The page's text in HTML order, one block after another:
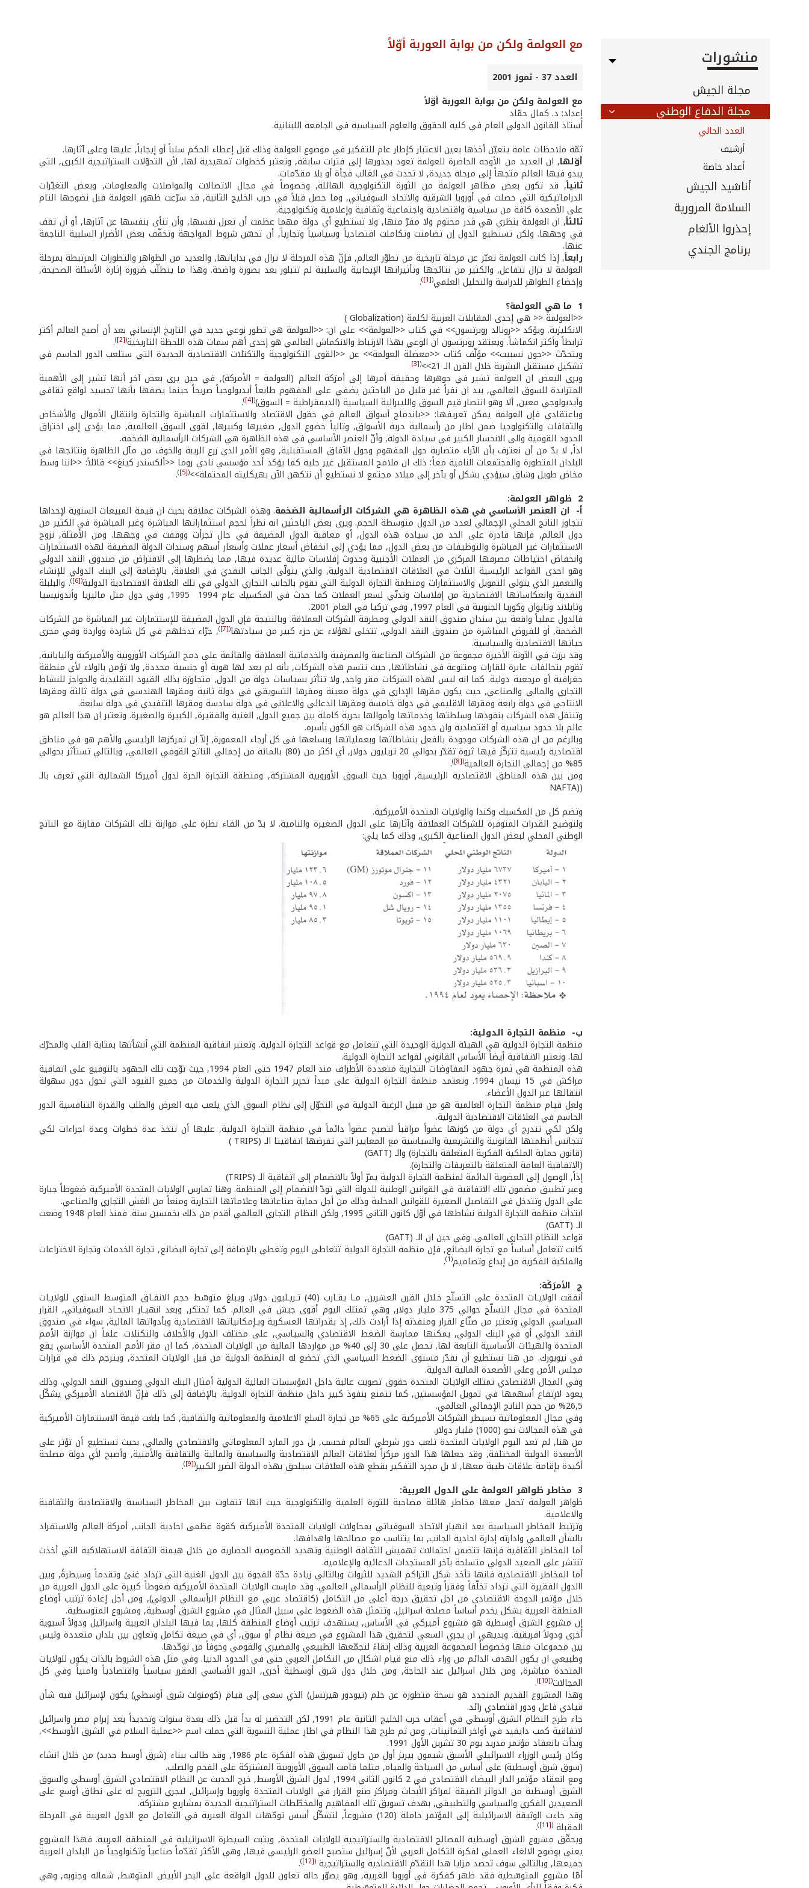
منشورات
مجلة الجيش
مجلة الدفاع الوطني
العدد الحالي
أرشيف
أعداد خاصة
أناشيد الجيش
السلامة المرورية
إحذروا الألغام
برنامج الجندي
مع العولمة ولكن من بوابة العوربة أوّلاً
العدد 37 - تموز 2001
مع العولمة ولكن من بوابة العوربة أوّلاً
إعداد: د. كمال حمّاد
أستاذ القانون الدولي العام في كلية الحقوق والعلوم السياسية في الجامعة اللبنانية.
ثمّة ملاحظات عامة يتعيّن أخذها بعين الاعتبار كإطار عام للتفكير في موضوع العولمة وذلك قبل إعطاء الحكم سلباً أو إيجاباً, عليها وعلى آثارها.
أوّلها, ان العديد من الأوجه الحاضرة للعولمة تعود بجذورها إلى فترات سابقة, وتعتبر كخطوات تمهيدية لها, لأن التحوّلات الستراتيجية الكبرى, التي
يبدو فيها العالم متجهاً إلى مرحلة جديدة, لا تحدث في الغالب فجأة أو بلا مقدّمات.
ثانياً, قد تكون بعض مظاهر العولمة من الثورة التكنولوجية الهائلة, وخصوصاً في مجال الاتصالات والمواصلات والمعلومات, وبعض التغيّرات
الدراماتيكية التي حصلت في أوروبا الشرقية والاتحاد السوفياتي, وما حصل قبلاً في حرب الخليج الثانية, قد سرّعت ظهور العولمة قبل نضوجها التام
على الأصعدة كافة من سياسية واقتصادية واجتماعية وثقافية وإعلامية وتكنولوجية.
ثالثاً, ان العولمة بنظري هي قدر محتوم ولا مفرّ منها, ولا تستطيع أي دولة مهما عظمت أن تعزل نفسها, وأن تنأى بنفسها عن آثارها, أو أن تقف
في وجهها. ولكن تستطيع الدول إن تضامنت وتكاملت اقتصادياً وسياسياً وتجارياً, أن تحسّن شروط المواجهة وتخفّف بعض الأضرار السلبية الناجمة
عنها.
رابعاً, إذا كانت العولمة تعبّر عن مرحلة تاريخية من تطوّر العالم, فإنّ هذه المرحلة لا تزال في بداياتها, والعديد من الظواهر والتطورات المرتبطة بمرحلة
العولمة لا تزال تتفاعل, والكثير من نتائجها وتأثيراتها الإيجابية والسلبية لم تتبلور بعد بصورة واضحة. وهذا ما يتطلّب ضرورة إثارة الأسئلة الصحيحة,
وإخضاع الظواهر للدراسة والتحليل العلمي(
[1]
)
.
1 ­ ما هي العولمة؟
<<العولمة << هي إحدى المقابلات العربية لكلمة (Globalization )
الانكليزية. ويؤكد <<رونالد روبرتسون>> في كتاب <<العولمة>> على ان: <<العولمة هي تطور نوعي جديد في التاريخ الإنساني بعد أن أصبح العالم أكثر
ترابطاً وأكثر انكماشاً. ويعتقد روبرتسون ان الوعي بهذا الارتباط والانكماش العالمي هو إحدى أهم سمات هذه اللحظة التاريخية(
[2]
)
.
ويتحدّث <<جون نسبيت>> مؤلّف كتاب <<معضلة العولمة>> عن <<القوى التكنولوجية والتكتلات الاقتصادية الجديدة التي ستلعب الدور الحاسم في
تشكيل مستقبل البشرية خلال القرن الـ 21>> (
[3]
ويرى البعض ان العولمة تشير في جوهرها وحقيقة أمرها إلى أمرَكة العالم (العولمة = الأمركة), في حين يرى بعض آخر أنها تشير إلى الأهمية
المتزايدة للسوق العالمي, بيد ان نفراً غير قليل من الباحثين يضفي على المفهوم طابعاً أيديولوجياً صريحاً حينما يصفها بأنها تجسيد لواقع ثقافي
وأيديولوجي معين, ألا وهو انتصار قيم السوق والليبرالية السياسية (الديمقراطية = السوق)(
[4]
)
.
وباعتقادي فإن العولمة يمكن تعريفها: <<باندماج أسواق العالم في حقول الاقتصاد والاستثمارات المباشرة والتجارة وانتقال الأموال والأشخاص
والثقافات والتكنولوجيا ضمن اطار من رأسمالية حرية الأسواق, وتالياً خضوع الدول, صغيرها وكبيرها, لقوى السوق العالمية, مما يؤدي إلى اختراق
الحدود القومية والى الانحسار الكبير في سيادة الدولة, وأنّ العنصر الأساسي في هذه الظاهرة هي الشركات الرأسمالية الضخمة.
اذاً, لا بدّ من أن نعترف بأن الآراء متضاربة حول المفهوم وحول الآفاق المستقبلية, وهو الأمر الذي زرع الريبة والخوف من مآل الظاهرة ونتائجها في
البلدان المتطورة والمجتمعات النامية معاً؛ ذلك ان ملامح المستقبل غير جلية كما يؤكد أحد مؤسسي نادي روما <<ألكسندر كينغ>> قائلاً: <<اننا وسط
مخاض طويل وشاق سيؤدي بشكل أو بآخر إلى ميلاد مجتمع لا نستطيع أن نتكهن الآن بهيكليته المحتملة>>(
[5]
)
.
2 ­ ظواهر العولمة:
أ- ­ ان العنصر الأساسي في هذه الظاهرة هي الشركات الرأسمالية الضخمة. وهذه الشركات عملاقة بحيث ان قيمة المبيعات السنوية لإحداها
تتجاوز الناتج المحلي الإجمالي لعدد من الدول متوسطة الحجم. ويرى بعض الباحثين انه نظراً لحجم استثماراتها المباشرة وغير المباشرة في الكثير من
دول العالم, فإنها قادرة على الحد من سيادة هذه الدول, أو معاقبة الدول المضيفة في حال تجرأت ووقفت في وجهها. ومن الأمثلة, نزوح
الاستثمارات غير المباشرة والتوظيفات من بعض الدول, مما يؤدي إلى انخفاض أسعار عملات وأسعار أسهم وسندات الدولة المضيفة لهذه الاستثمارات
وانخفاض احتياطات مصرفها المركزي من العملات الأجنبية وحدوث إفلاسات مالية عديدة فيها, مما يضطرها إلى الاقتراض من صندوق النقد الدولي
وهو احدى القواعد الرئيسية الثلاث في العلاقات الاقتصادية الدولية, والذي يتولّى الجانب النقدي في العلاقة, بالإضافة إلى البنك الدولي للإنشاء
والتعمير الذي يتولى التمويل والاستثمارات ومنظمة التجارة الدولية التي تقوم بالجانب التجاري الدولي في تلك العلاقة الاقتصادية الدولية(
[6]
). والبلبلة
النقدية وانعكاساتها الاقتصادية من إفلاسات وتدنّي لسعر العملات كما حدث في المكسيك عام 1994 ­ 1995, وفي دول مثل ماليزيا وأندونيسيا
وتايلاند وتايوان وكوريا الجنوبية في العام 1997, وفي تركيا في العام 2001.
فالدول عملياً واقعة بين سندان صندوق النقد الدولي ومطرقة الشركات العملاقة. وبالنتيجة فإن الدول المضيفة للإستثمارات غير المباشرة من الشركات
الضخمة, أو للقروض المباشرة من صندوق النقد الدولي, تتخلى لهؤلاء عن جزء كبير من سيادتها(
[7]
), جرّاء تدخلهم في كل شاردة وواردة وفي مجرى
حياتها الاقتصادية والسياسية.
وقد برزت في الآونة الأخيرة مجموعة من الشركات الصناعية والمصرفية والخدماتية العملاقة والقائمة على دمج الشركات الأوروبية والأميركية واليابانية,
تقوم بتحالفات عابرة للقارات ومتنوعة في نشاطاتها, حيث تتسم هذه الشركات, بأنه لم يعد لها هوية أو جنسية محددة, ولا تؤمن بالولاء لأي منطقة
جغرافية أو مرجعية دولية. كما انه ليس لهذه الشركات مقر واحد, ولا تتأثر بسياسات دولة من الدول, متجاوزة بذلك القيود التقليدية والحواجز للنشاط
التجاري والمالي والصناعي, حيث يكون مقرها الإداري في دولة معينة ومقرها التسويقي في دولة ثانية ومقرها الهندسي في دولة ثالثة ومقرها
الانتاجي في دولة رابعة ومقرها الاقليمي في دولة خامسة ومقرها الدعائي والاعلاني في دولة سادسة ومقرها التنفيذي في دولة سابعة.
وتنتقل هذه الشركات بنفوذها وسلطتها وخدماتها وأموالها بحرية كاملة بين جميع الدول, الغنية والفقيرة, الكبيرة والصغيرة. وتعتبر ان هذا العالم هو
عالم بلا حدود سياسية أو اقتصادية وان حدود هذه الشركات هو الكون بأسره.
وبالرغم من ان هذه الشركات موجودة بالفعل بنشاطاتها وبعملياتها وبسلعها في كل أرجاء المعمورة, إلاّ ان تمركزها الرئيسي والأهم هو في مناطق
اقتصادية رئيسية تتركّز فيها ثروة تقدّر بحوالي 20 تريليون دولار, أي اكثر من (80) بالمائة من إجمالي الناتج القومي العالمي, وبالتالي تستأثر بحوالي
85% من إجمالي التجارة العالمية (
[8]
)
.
ومن بين هذه المناطق الاقتصادية الرئيسية, أوروبا حيث السوق الأوروبية المشتركة, ومنطقة التجارة الحرة لدول أميركا الشمالية التي تعرف بالـ
((NAFTA
وتضم كل من المكسيك وكندا والولايات المتحدة الأميركية.
ولتوضيح القدرات المتوفرة للشركات العملاقة وآثارها على الدول الصغيرة والنامية. لا بدّ من القاء نظرة على موازنة تلك الشركات مقارنة مع الناتج
الوطني المحلي لبعض الدول الصناعية الكبرى, وذلك كما يلي:
ب- ­ منظمة التجارة الدولية:
منظمة التجارة الدولية هي الهيئة الدولية الوحيدة التي تتعامل مع قواعد التجارة الدولية. وتعتبر اتفاقية المنظمة التي أنشأتها بمثابة القلب والمحرّك
لها. وتعتبر الاتفاقية أيضاً الأساس القانوني لقواعد التجارة الدولية.
هذه المنظمة هي ثمرة جهود المفاوضات التجارية متعددة الأطراف منذ العام 1947 حتى العام 1994, حيث توّجت تلك الجهود بالتوقيع على اتفاقية
مراكش في 15 نيسان 1994. وتعتمد منظمة التجارة الدولية على مبدأ تحرير التجارة الدولية والخدمات من جميع القيود التي تحول دون سهولة
انتقالها عبر الدول الأعضاء.
ولعل قيام منظمة التجارة العالمية هو من قبيل الرغبة الدولية في التحوّل إلى نظام السوق الذي يلعب فيه العرض والطلب والقدرة التنافسية الدور
الحاسم في العلاقات الاقتصادية الدولية.
ولكن لكي تتدرج أي دولة من كونها عضواً مراقباً لتصبح عضواً دائماً في منظمة التجارة الدولية, عليها أن تتخذ عدة خطوات وعدة اجراءات لكي
تتجانس أنظمتها القانونية والتشريعية والسياسية مع المعايير التي تفرضها اتفاقيتا الـ (TRIPS )
(قانون حماية الملكية الفكرية المتعلقة بالتجارة) والـ (GATT)
(الاتفاقية العامة المتعلقة بالتعريفات والتجارة).
إذاً, الوصول إلى العضوية الدائمة لمنظمة التجارة الدولية يمرّ أولاً بالانضمام إلى اتفاقية الـ (TRIPS)
وعبر تطبيق مضمون تلك الاتفاقية في القوانين الوطنية للدولة التي تودّ الانضمام إلى المنظمة. وهنا تمارس الولايات المتحدة الأميركية ضغوطاً جبارة
على الدول وتتدخل في التفاصيل الصغيرة للقوانين المحلية وذلك من أجل حماية صناعاتها وعلاماتها التجارية ومنعاً من الغش التجاري والصناعي.
ابتدأت منظمة التجارة الدولية نشاطها في أوّل كانون الثاني 1995, ولكن النظام التجاري العالمي أقدم من ذلك بخمسين سنة. فمنذ العام 1948 وضعت
الـ (GATT)
قواعد النظام التجاري العالمي. وفي حين ان الـ (GATT)
كانت تتعامل أساساً مع تجارة البضائع, فإن منظمة التجارة الدولية تتعاطى اليوم وتغطي بالإضافة إلى تجارة البضائع, تجارة الخدمات وتجارة الاختراعات
والملكية الفكرية من إبداع وتصاميم(1)
.
ج ­ الأمرَكَة:
أنفقت الولايـات المتحدة على التسلّح خـلال القرن العشرين, مـا يقـارب (40) تـريـليون دولار. ويبلغ متوسّط حجم الانفـاق المتوسط السنوي للولايـات
المتحدة في مجال التسلّح حوالي 375 مليار دولار, وهي تمتلك اليوم أقوى جيش في العالم. كما تحتكر, وبعد انهيـار الاتحـاد السوفياتي, القرار
السياسي الدولي وتعتبر من صنّاع القرار ومنفذته إذا أرادت ذلك, إذ بقدراتها العسكرية وبـإمكانياتها الاقتصادية وبأدواتها المالية, سواء في صندوق
النقد الدولي أو في البنك الدولي, يمكنها ممارسة الضغط الاقتصادي والسياسي, على مختلف الدول والأحلاف والتكتلات. علماً ان موازنة الأمم
المتحدة والهيئات الأساسية التابعة لها, تحصل على 30 إلى 40% من مواردها المالية من الولايات المتحدة, كما ان مقر الأمم المتحدة الأساسي يقع
في نيويورك. من هنا نستطيع أن نقدّر مستوى الضغط السياسي الذي تخضع له المنظمة الدولية من قبل الولايات المتحدة, ويترجم ذلك في قرارات
مجلس الأمن وعلى الأصعدة المالية الدولية.
وفي المجال الاقتصادي تمتلك الولايات المتحدة حقوق تصويت عالية داخل المؤسسات المالية الدولية أمثال البنك الدولي وصندوق النقد الدولي. وذلك
يعود لارتفاع أسهمها في تمويل المؤسستين, كما تتمتع بنفوذ كبير داخل منظمة التجارة الدولية. بالإضافة إلى ذلك فإنّ الاقتصاد الأميركي يشكّل
26,5% من حجم الناتج الإجمالي العالمي.
وفي مجال المعلوماتية تسيطر الشركات الأميركية على 65% من تجارة السلع الاعلامية والمعلوماتية والثقافية, كما بلغت قيمة الاستثمارات الأميركية
في هذه المجالات نحو (1000) مليار دولار.
من هنا, لم تعد اليوم الولايات المتحدة تلعب دور شرطي العالم فحسب, بل دور المارد المعلوماتي والاقتصادي والمالي, بحيث تستطيع أن تؤثر على
الأصعدة الدولية المختلفة, وقد جعلها هذا الدور مركزاً لعلاقات العالم الاقتصادية والسياسية والمالية والثقافية والأمنية, وأصبح لأي دولة مصلحة
أكيدة بإقامة علاقات طيبة معها, لا بل مجرد التفكير بقطع هذه العلاقات سيلحق بهذه الدولة الضرر الكبير(
[9]
)
.
3 ­ مخاطر ظواهر العولمة على الدول العربية:
ظواهر العولمة تحمل معها مخاطر هائلة مصاحبة للثورة العلمية والتكنولوجية حيث انها تتفاوت بين المخاطر السياسية والاقتصادية والثقافية
والاعلامية.
وترتبط المخاطر السياسية بعد انهيار الاتحاد السوفياتي بمحاولات الولايات المتحدة الأميركية كقوة عظمى احادية الجانب, أمركة العالم والاستفراد
بالشأن العالمي وادارته إدارة احادية الجانب, بما يتناسب مع مصالحها واهدافها.
أما المخاطر الثقافية فإنها تتضمن احتمالات تهميش الثقافة الوطنية وتهديد الخصوصية الحضارية من خلال هيمنة الثقافة الاستهلاكية التي أخذت
تنتشر على الصعيد الدولي متسلحة بآخر المستجدات الدعائية والإعلامية.
أما المخاطر الاقتصادية فانها تأخذ شكل التراكم الشديد للثروات وبالتالي زيادة حدّة الفجوة بين الدول الغنية التي تزداد غنىً وتقدماً وسيطرةً, وبين
االدول الفقيرة التي تزداد تخلّفاً وفقراً وتبعية للنظام الرأسمالي العالمي. وقد مارست الولايات المتحدة الأميركية ضغوطاً كبيرة على الدول العربية من
خلال مؤتمر الدوحة الاقتصادي من اجل تحقيق درجة أعلى من التكامل (كاقتصاد عربي مع النظام الرأسمالي الدولي), ومن أجل إعادة ترتيب أوضاع
المنطقة العربية بشكل يخدم أساساً مصلحة اسرائيل. وتتمثل هذه الضغوط على سبيل المثال في مشروع الشرق أوسطية, ومشروع المتوسطية.
إن مشروع الشرق أوسطية هو مشروع أميركي في الأساس, يستهدف ترتيب أوضاع المنطقة كلها, بما فيها البلدان العربية واسرائيل ودولاً آسيوية
أخرى ودولاً افريقية. وبديهي ان يجري السعي لتحقيق هذا المشروع في صيغة نظام أو سوق, أي في صيغة تكامل وتعاون بين بلدان متعددة وليس
بين مجموعات منها وخصوصاً المجموعة العربية وذلك إتقاءً لتجمّعها الطبيعي والمصيري والقومي وخوفاً من توحّدها.
وطبيعي ان يكون الهدف الدائم من وراء ذلك منع قيام اشكال من التكامل العربي حتى في الحدود الدنيا. وفي مثل هذه الشروط بالذات يكون للولايات
المتحدة مباشرة, ومن خلال اسرائيل عند الحاجة, ومن خلال دول شرق أوسطية أخرى, الدور الأساسي المقرر سياسياً واقتصادياً وامنياً وفي كل
المجالات(
[10]
)
.
وهذا المشروع القديم المتجدد هو نسخة متطورة عن حلم (تيودور هيرتسل) الذي سعى إلى قيام (كومنولث شرق أوسطي) يكون لإسرائيل فيه شأن
قيادي فاعل ودور اقتصادي رائد.
جاء طرح النظام الشرق أوسطي في أعقاب حرب الخليج الثانية عام 1991, لكن التحضير له بدأ قبل ذلك بعدة سنوات وتحديداً بعد إبرام مصر واسرائيل
لاتفاقية كمب دايفيد في أواخر الثمانينات, ومن ثم طرح هذا النظام في اطار عملية التسوية التي حملت اسم <<عملية السلام في الشرق الأوسط>>,
وبدأت بانعقاد مؤتمر مدريد يوم 30 تشرين الأول 1991.
وكان رئيس الوزراء الاسرائيلي الأسبق شيمون بيريز أول من حاول تسويق هذه الفكرة عام 1986, وقد طالب ببناء (شرق أوسط جديد) من خلال انشاء
(سوق شرق أوسطية) على أساس من السياحة والمياه, مثلما قامت السوق الأوروبية المشتركة على الفحم والصلب.
ومع انعقاد مؤتمر الدار البيضاء الاقتصادي في 2 كانون الثاني 1994, لدول الشرق الأوسط, خرج الحديث عن النظام الاقتصادي الشرق أوسطي والسوق
الشرق أوسطية من الدوائر الضيقة لمراكز الأبحاث ومراكز صنع القرار في الولايات المتحدة وأوروبا وإسرائيل, ليجري الترويج له على نطاق أوسع على
الصعيدين الفكري والسياسي والتطبيقي, بهدف تسويق تلك المفاهيم والمخطّطات الستراتيجية الجديدة بمشاريع مشتركة.
وقد جاءت الوثيقة الاسرائيلية إلى المؤتمر حاملة (120) مشروعاً, لتشكّل أسس توجّهات الدولة العبرية في التعامل مع الدول العربية في المرحلة
المقبلة (
[11]
)
.
ويحقّق مشروع الشرق أوسطية المصالح الاقتصادية والستراتيجية للولايات المتحدة, ويثبت السيطرة الاسرائيلية في المنطقة العربية. فهذا المشروع
يعني بوضوح الالغاء العملي لفكرة التكامل العربي لأنّ إسرائيل ستصبح العضو الرئيسي فيها, وهي الأكثر تقدّماً صناعياً وتكنولوجياً من البلدان العربية
جميعها, وبالتالي سوف تحصد مزايا هذا التقدّم الاقتصادية والستراتيجية (
[12]
)
.
أمّا مشروع المتوسّطية فقد ظهر كفكرة في أوروبا الغربية, وهو يصوّر حالة تعاون للدول الواقعة على البحر الأبيض المتوسّط, شماله وجنوبه, وهي